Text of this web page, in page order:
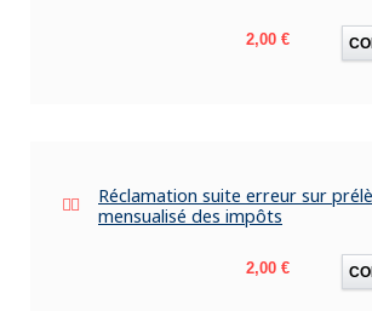
Prix
2,00 €
Réclamation suite erreur sur
mensualisé des impôts
Prix
2,00 €